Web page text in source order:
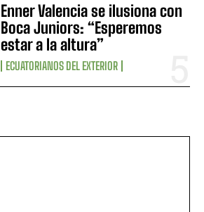
Enner Valencia se ilusiona con
Boca Juniors: “Esperemos
estar a la altura”
ECUATORIANOS DEL EXTERIOR